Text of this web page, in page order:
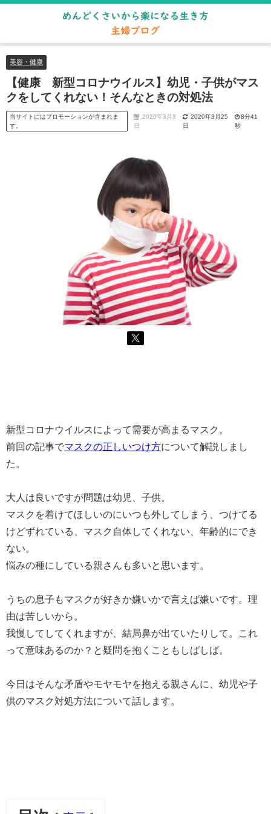
美容・健康
【健康 新型コロナウイルス】幼児・子供がマス
クをしてくれない！そんなときの対処法
当サイトにはプロモーションが含まれま
す。
2020年3月3
日
2020年3月25
日
8分41
秒
新型コロナウイルスによって需要が高まるマスク。
前回の記事でマスクの正しいつけ方について解説しまし
た。
大人は良いですが問題は幼児、子供。
マスクを着けてほしいのにいつも外してしまう、つけてる
けどずれている、マスク自体してくれない、年齢的にでき
ない。
悩みの種にしている親さんも多いと思います。
うちの息子もマスクが好きか嫌いかで言えば嫌いです。理
由は苦しいから。
我慢してしてくれますが、結局鼻が出ていたりして。これ
って意味あるのか？と疑問を抱くこともしばしば。
今日はそんな矛盾やモヤモヤを抱える親さんに、幼児や子
供のマスク対処方法について話します。